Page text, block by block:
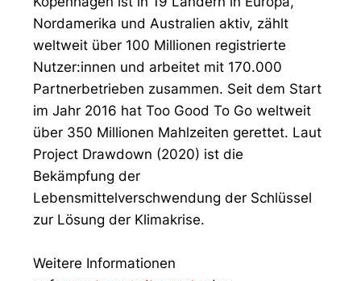
Nordamerika und Australien aktiv, zählt
weltweit über 100 Millionen registrierte
Nutzer:innen und arbeitet mit 170.000
Partnerbetrieben zusammen. Seit dem Start
im Jahr 2016 hat Too Good To Go weltweit
über 350 Millionen Mahlzeiten gerettet. Laut
Project Drawdown (2020) ist die
Bekämpfung der
Lebensmittelverschwendung der Schlüssel
zur Lösung der Klimakrise.
Weitere Informationen